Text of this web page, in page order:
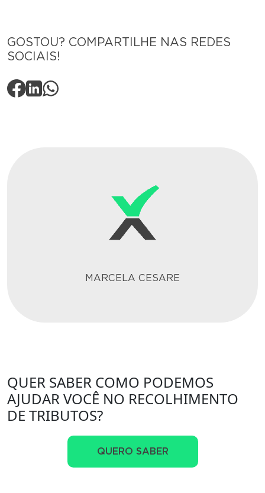
GOSTOU? COMPARTILHE NAS REDES
SOCIAIS!
MARCELA CESARE
QUER SABER COMO PODEMOS
AJUDAR VOCÊ NO RECOLHIMENTO
DE TRIBUTOS?
QUERO SABER